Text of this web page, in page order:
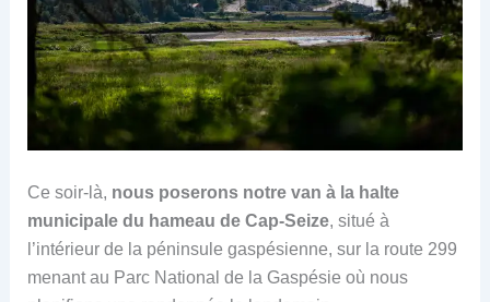
Ce soir-là, nous poserons notre van à la halte
municipale du hameau de Cap-Seize, situé à
l’intérieur de la péninsule gaspésienne, sur la route 299
menant au Parc National de la Gaspésie où nous